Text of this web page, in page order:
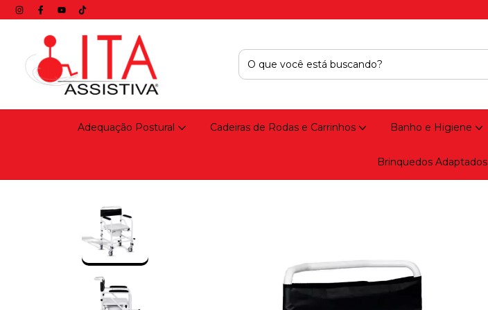
Adequação Postural Cadeiras de Rodas e Carrinhos Banho e Higiene
Brinquedos Adaptados